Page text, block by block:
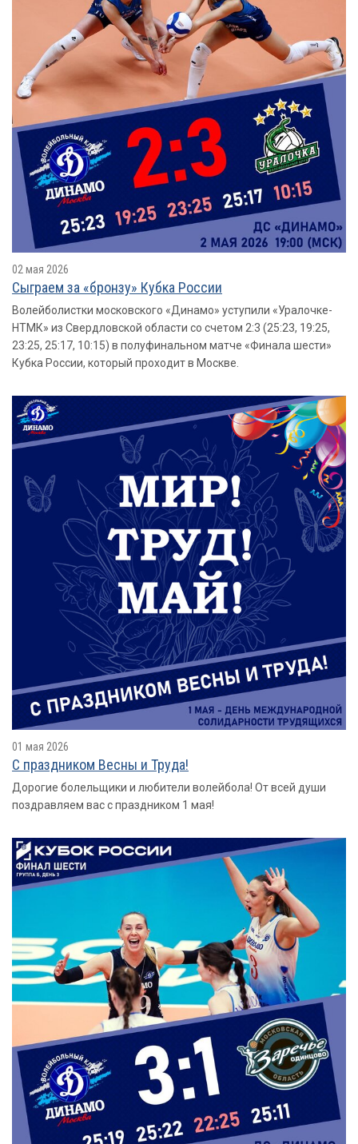
02 мая 2026
Сыграем за «бронзу» Кубка России
Волейболистки московского «Динамо» уступили «Уралочке-
НТМК» из Свердловской области со счетом 2:3 (25:23, 19:25,
23:25, 25:17, 10:15) в полуфинальном матче «Финала шести»
Кубка России, который проходит в Москве.
01 мая 2026
С праздником Весны и Труда!
Дорогие болельщики и любители волейбола! От всей души
поздравляем вас с праздником 1 мая!